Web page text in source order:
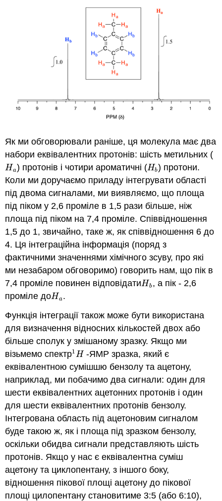
Як ми обговорювали раніше, ця молекула має два
набори еквівалентних протонів: шість метильних (
Ha
Ha) протонів і чотири ароматичні (Hb
Hb) протони.
Коли ми доручаємо приладу інтегрувати області
під двома сигналами, ми виявляємо, що площа
під піком у 2,6 проміле в 1,5 рази більше, ніж
площа під піком на 7,4 проміле. Співвідношення
1,5 до 1, звичайно, таке ж, як співвідношення 6 до
4. Ця інтеграційна інформація (поряд з
фактичними значеннями хімічного зсуву, про які
ми незабаром обговоримо) говорить нам, що пік в
7,4 проміле повинен відповідатиHb
Hb, а пік - 2,6
проміле доHa
Ha.
Функція інтеграції також може бути використана
для визначення відносних кількостей двох або
більше сполук у змішаному зразку. Якщо ми
візьмемо спектр1H
1H-ЯМР зразка, який є
еквівалентною сумішшю бензолу та ацетону,
наприклад, ми побачимо два сигнали: один для
шести еквівалентних ацетонних протонів і один
для шести еквівалентних протонів бензолу.
Інтегрована область під ацетоновим сигналом
буде такою ж, як і площа під зразком бензолу,
оскільки обидва сигнали представляють шість
протонів. Якщо у нас є еквівалентна суміш
ацетону та циклопентану, з іншого боку,
відношення пікової площі ацетону до пікової
площі цилопентану становитиме 3:5 (або 6:10),